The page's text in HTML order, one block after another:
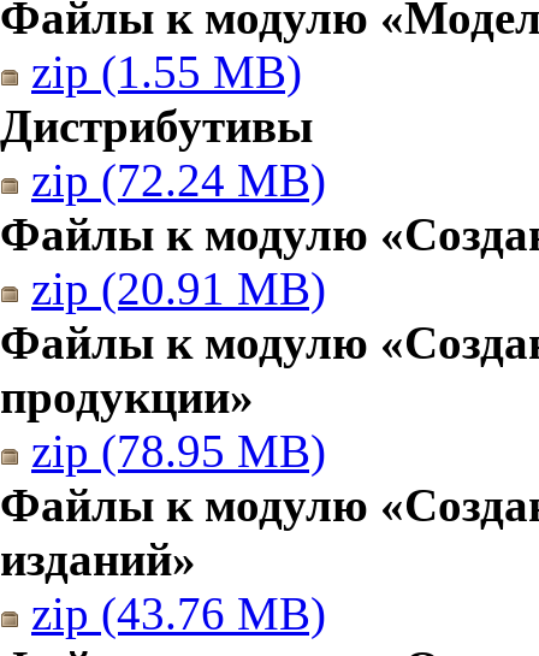
Файлы к модулю
zip (1.55 MB)
Дистрибутивы
zip (72.24 MB)
Файлы к модулю
zip (20.91 MB)
Файлы к модулю
продукции»
zip (78.95 MB)
Файлы к модулю
изданий»
zip (43.76 MB)